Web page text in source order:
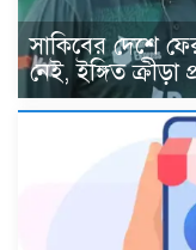
সাকিবের দেশে
নেই, ইঙ্গিত ক্রীড়া